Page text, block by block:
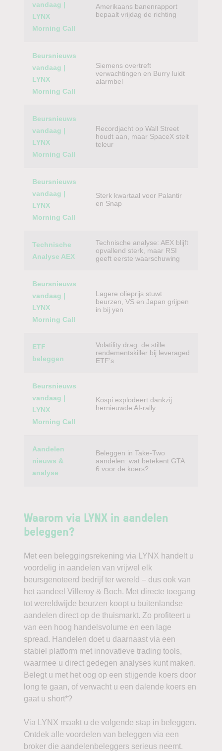
vandaag |
LYNX
Morning Call
Amerikaans banenrapport
bepaalt vrijdag de richting
Beursnieuws
vandaag |
LYNX
Morning Call
Siemens overtreft
verwachtingen en Burry luidt
alarmbel
Beursnieuws
vandaag |
LYNX
Morning Call
Recordjacht op Wall Street
houdt aan, maar SpaceX stelt
teleur
Beursnieuws
vandaag |
LYNX
Morning Call
Sterk kwartaal voor Palantir
en Snap
Technische
Analyse AEX
Technische analyse: AEX blijft
opvallend sterk, maar RSI
geeft eerste waarschuwing
Beursnieuws
vandaag |
LYNX
Morning Call
Lagere olieprijs stuwt
beurzen, VS en Japan grijpen
in bij yen
ETF
beleggen
Volatility drag: de stille
rendementskiller bij leveraged
ETF’s
Beursnieuws
vandaag |
LYNX
Morning Call
Kospi explodeert dankzij
hernieuwde AI-rally
Aandelen
nieuws &
analyse
Beleggen in Take-Two
aandelen: wat betekent GTA
6 voor de koers?
Waarom via LYNX in aandelen
beleggen?
Met een beleggingsrekening via LYNX handelt u
voordelig in aandelen van vrijwel elk
beursgenoteerd bedrijf ter wereld – dus ook van
het aandeel Villeroy & Boch. Met directe toegang
tot wereldwijde beurzen koopt u buitenlandse
aandelen direct op de thuismarkt. Zo profiteert u
van een hoog handelsvolume en een lage
spread. Handelen doet u daarnaast via een
stabiel platform met innovatieve trading tools,
waarmee u direct gedegen analyses kunt maken.
Belegt u met het oog op een stijgende koers door
long te gaan, of verwacht u een dalende koers en
gaat u short*?
Via LYNX maakt u de volgende stap in beleggen.
Ontdek alle voordelen van beleggen via een
broker die aandelenbeleggers serieus neemt.